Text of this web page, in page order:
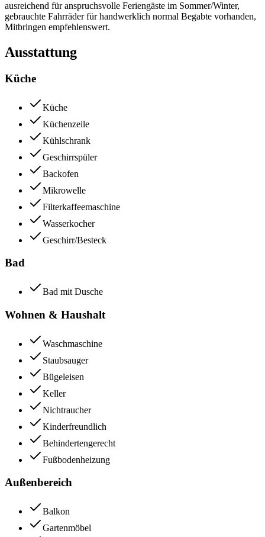
ausreichend für anspruchsvolle Feriengäste im Sommer/Winter,
gebrauchte Fahrräder für handwerklich normal Begabte vorhanden,
Mitbringen empfehlenswert.
Ausstattung
Küche
Küche
Küchenzeile
Kühlschrank
Geschirrspüler
Backofen
Mikrowelle
Filterkaffeemaschine
Wasserkocher
Geschirr/Besteck
Bad
Bad mit Dusche
Wohnen & Haushalt
Waschmaschine
Staubsauger
Bügeleisen
Keller
Nichtraucher
Kinderfreundlich
Behindertengerecht
Fußbodenheizung
Außenbereich
Balkon
Gartenmöbel